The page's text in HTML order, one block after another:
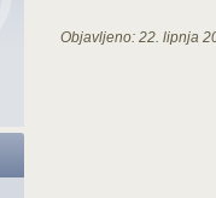
Objavljeno: 22. lipnja